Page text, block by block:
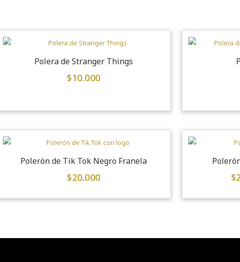
Polera de Stranger Things
$10.000
Polerón de Tik Tok Negro Franela
$20.000 $